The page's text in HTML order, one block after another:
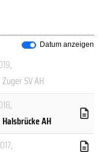
Datum anzeigen
,
Zuger SV AH
,
Halsbrücke AH
,